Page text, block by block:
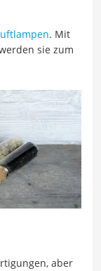
. Mit
sie zum
aber